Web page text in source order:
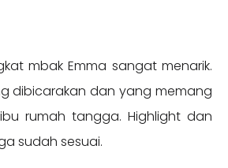
mbak Emma sangat menarik.
dibicarakan dan yang memang
rumah tangga. Highlight dan
sudah sesuai.